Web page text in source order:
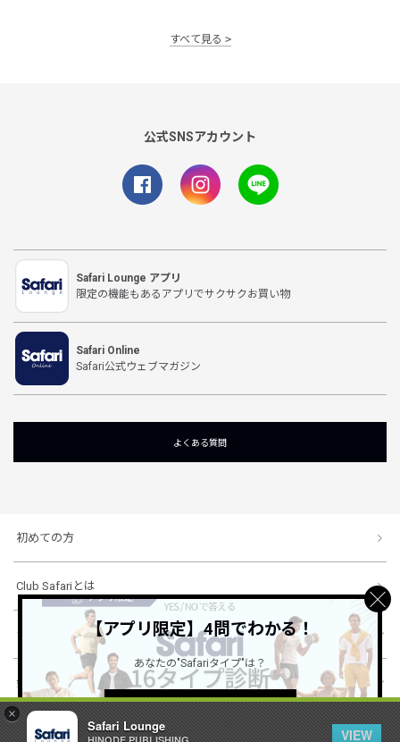
×
Safari Lounge
VIEW
すべて見る
公式SNSアカウント
Safari Lounge アプリ
限定の機能もあるアプリでサクサクお買い物
Safari Online
Safari公式ウェブマガジン
よくある質問
初めての方
Club Safariとは
ショッピングガイド
会社概要・規約
【アプリ限定】4問でわかる！
あなたの"Safariタイプ"は？
詳しくはこちら ＞